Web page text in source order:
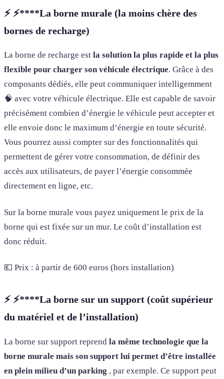
⚡️ ⚡️****La borne murale (la moins chère des
bornes de recharge)
La borne de recharge est la solution la plus rapide et la plus
flexible pour charger son véhicule électrique. Grâce à des
composants dédiés, elle peut communiquer intelligemment
🧠 avec votre véhicule électrique. Elle est capable de savoir
précisément combien d’énergie le véhicule peut accepter et
elle envoie donc le maximum d’énergie en toute sécurité.
Vous pourrez aussi compter sur des fonctionnalités qui
permettent de gérer votre consommation, de définir des
accès aux utilisateurs, de payer l’énergie consommée
directement en ligne, etc.
Sur la borne murale vous payez uniquement le prix de la
borne qui est fixée sur un mur. Le coût d’installation est
donc réduit.
💶 Prix : à partir de 600 euros (hors installation)
⚡️ ⚡️****La borne sur un support (coût supérieur
du matériel et de l’installation)
La borne sur support reprend la même technologie que la
borne murale mais son support lui permet d’être installée
en plein milieu d’un parking , par exemple. Ce support peut